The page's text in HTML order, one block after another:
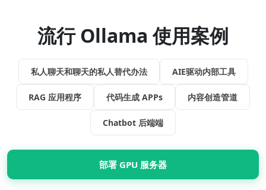
流行 Ollama 使用案例
私人聊天和聊天的私人替代办法 AIE驱动内部工具
RAG 应用程序 代码生成 APPs 内容创造管道
Chatbot 后端端
部署 GPU 服务器